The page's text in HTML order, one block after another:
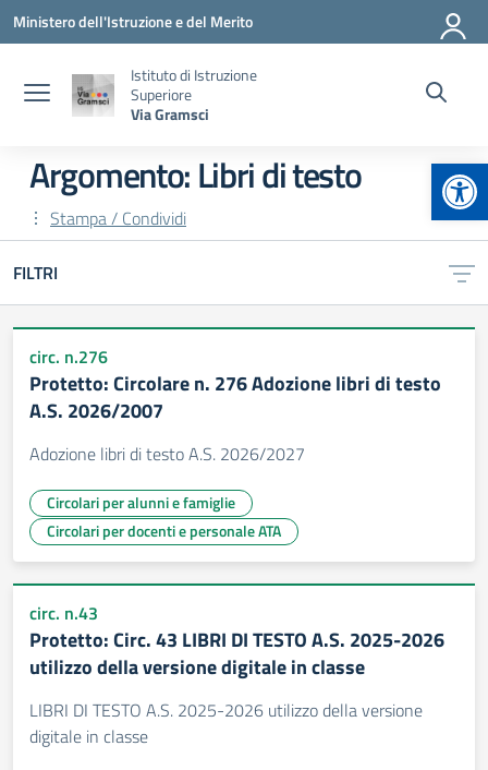
Vai ai contenuti
Vai al menu di navigazione
Vai al footer
Ministero dell'Istruzione e del Merito
Istituto di Istruzione
Superiore
Via Gramsci
Argomento: Libri di testo
Stampa / Condividi
FILTRI
circ. n.276
Protetto: Circolare n. 276 Adozione libri di testo
A.S. 2026/2007
Adozione libri di testo A.S. 2026/2027
Circolari per alunni e famiglie
Circolari per docenti e personale ATA
circ. n.43
Protetto: Circ. 43 LIBRI DI TESTO A.S. 2025-2026
utilizzo della versione digitale in classe
LIBRI DI TESTO A.S. 2025-2026 utilizzo della versione
digitale in classe